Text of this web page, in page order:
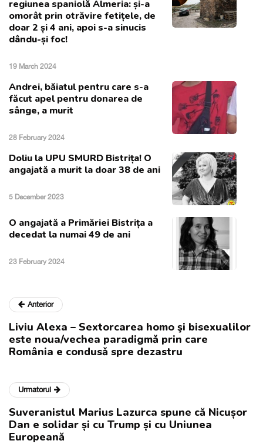
regiunea spaniolă Almeria: și-a
omorât prin otrăvire fetițele, de
doar 2 și 4 ani, apoi s-a sinucis
dându-și foc!
19 March 2024
Andrei, băiatul pentru care s-a
făcut apel pentru donarea de
sânge, a murit
28 February 2024
Doliu la UPU SMURD Bistrița! O
angajată a murit la doar 38 de ani
5 December 2023
O angajată a Primăriei Bistrița a
decedat la numai 49 de ani
23 February 2024
Anterior
Liviu Alexa – Sextorcarea homo şi bisexualilor
este noua/vechea paradigmǎ prin care
România e condusǎ spre dezastru
Urmatorul
Suveranistul Marius Lazurca spune că Nicușor
Dan e solidar și cu Trump și cu Uniunea
Europeană